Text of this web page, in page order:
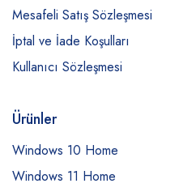
Mesafeli Satış Sözleşmesi
İptal ve İade Koşulları
Kullanıcı Sözleşmesi
Ürünler
Windows 10 Home
Windows 11 Home